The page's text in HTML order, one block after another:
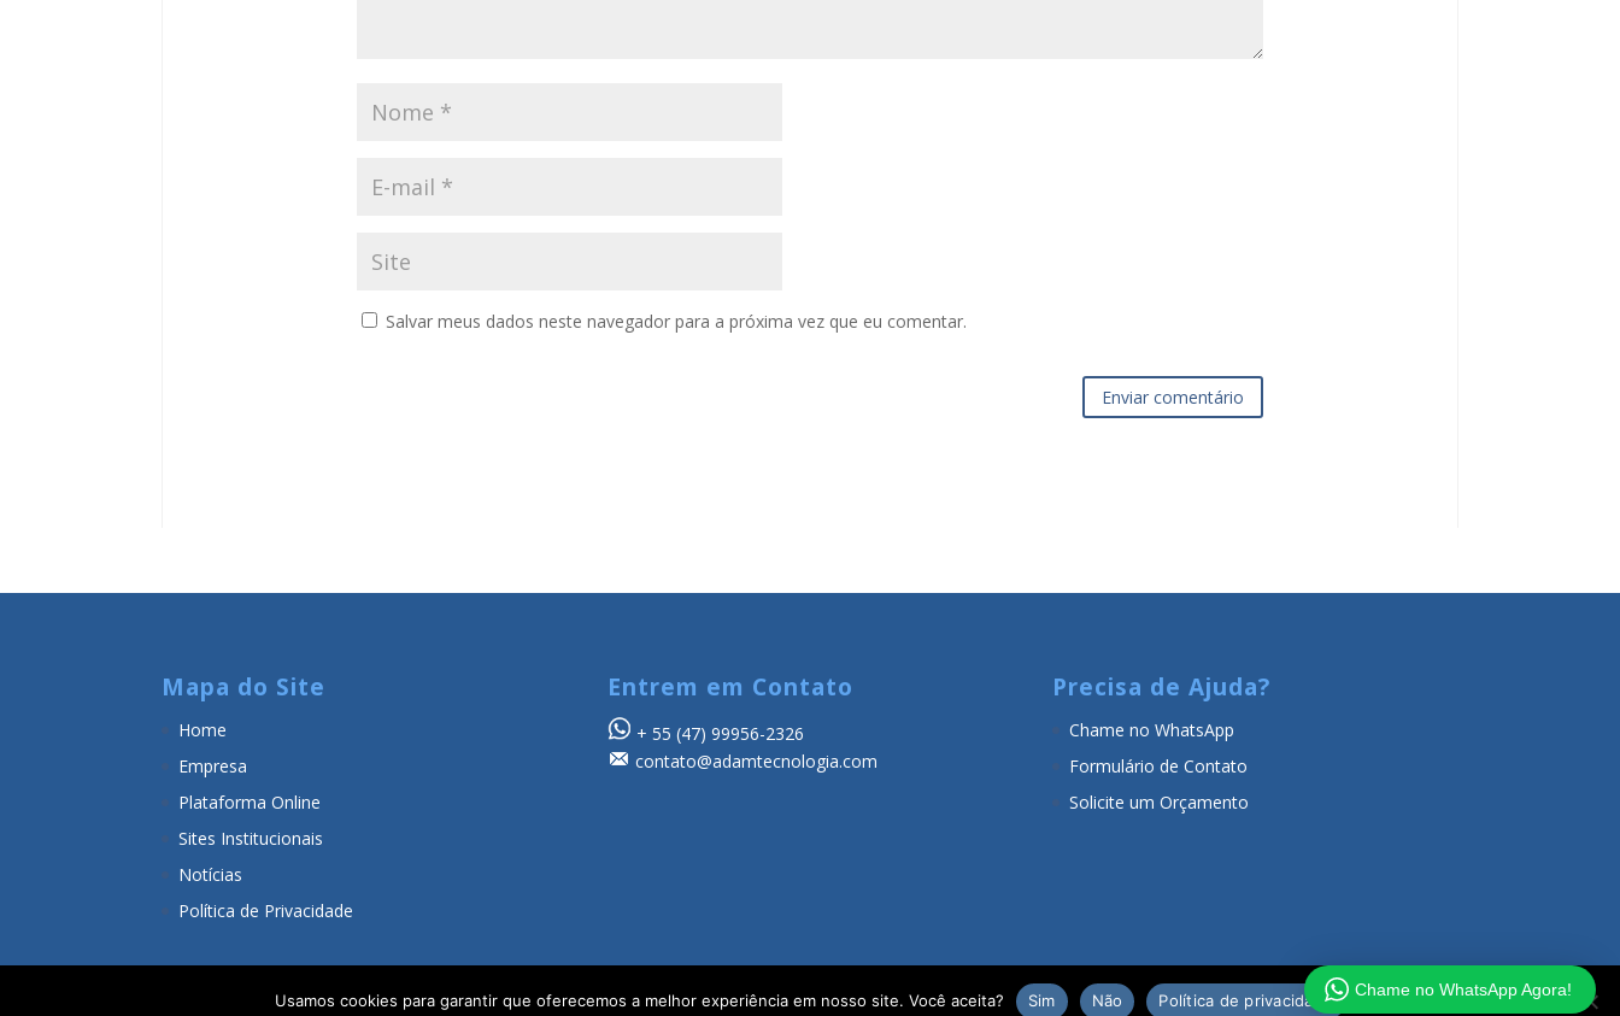
Salvar meus dados neste navegador para a próxima vez que eu comentar.
Enviar comentário
Mapa do Site
Home
Empresa
Plataforma Online
Sites Institucionais
Notícias
Política de Privacidade
Entrem em Contato
+ 55 (47) 99956-2326
contato@adamtecnologia.com
Precisa de Ajuda?
Chame no WhatsApp
Formulário de Contato
Solicite um Orçamento
Adam Tecnologia© Todos os direitos reservados.
Usamos cookies para garantir que oferecemos a melhor experiência em nosso site. Você aceita? Sim Não Política de privacidade
Chame no WhatsApp Agora!